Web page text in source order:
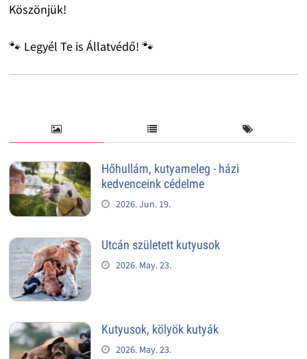
Köszönjük!
🐾 Legyél Te is Állatvédő! 🐾
Hőhullám, kutyameleg - házi
kedvenceink cédelme
2026. Jun. 19.
Utcán született kutyusok
2026. May. 23.
Kutyusok, kölyök kutyák
2026. May. 23.